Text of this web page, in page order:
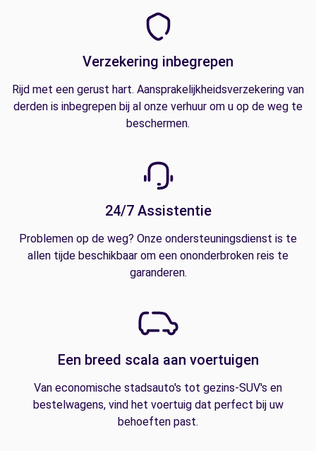
Verzekering inbegrepen
Rijd met een gerust hart. Aansprakelijkheidsverzekering van
derden is inbegrepen bij al onze verhuur om u op de weg te
beschermen.
24/7 Assistentie
Problemen op de weg? Onze ondersteuningsdienst is te
allen tijde beschikbaar om een ononderbroken reis te
garanderen.
Een breed scala aan voertuigen
Van economische stadsauto's tot gezins-SUV's en
bestelwagens, vind het voertuig dat perfect bij uw
behoeften past.